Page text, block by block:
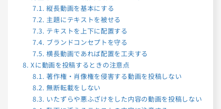
7.1. 縦長動画を基本にする
7.2. 主題にテキストを被せる
7.3. テキストを上下に配置する
7.4. ブランドコンセプトを守る
7.5. 横長動画であれば配置を工夫する
8. Xに動画を投稿するときの注意点
8.1. 著作権・肖像権を侵害する動画を投稿しない
8.2. 無断転載をしない
8.3. いたずらや悪ふざけをした内容の動画を投稿しない